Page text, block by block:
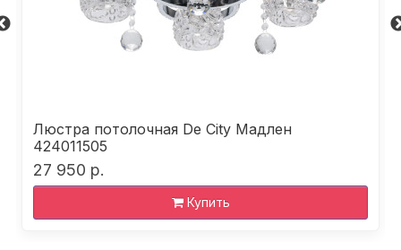
Люстра потолочная De City Мадлен
424011505
27 950 р.
Купить